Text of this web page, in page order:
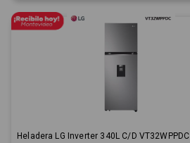
Heladera LG Inverter 340L C/D VT32WPPDC